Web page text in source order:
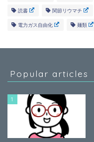
読書 関節リウマチ
電力ガス自由化 麺類
Popular articles
1